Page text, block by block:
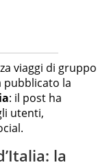
viaggi di gruppo
pubblicato la
: il post ha
utenti,
la